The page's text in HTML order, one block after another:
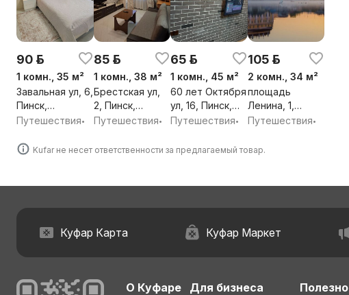
90 р.
1 комн., 35 м²
Завальная ул, 6,
Пинск,
Брестская обл.
Путешествия•
85 р.
1 комн., 38 м²
Брестская ул,
2, Пинск,
Брестская обл.
Путешествия•
65 р.
1 комн., 45 м²
60 лет Октября
ул, 16, Пинск,
Брестская обл.
Путешествия•
105 р.
2 комн., 34 м²
площадь
Ленина, 1,
Пинск,
Путешествия•
Kufar не несет ответственности за предлагаемый товар.
Куфар Карта Куфар Маркет
О Куфаре Для бизнеса Полезно